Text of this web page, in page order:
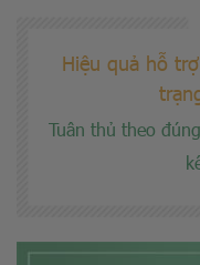
Hiệu quả hỗ
Tuân thủ theo